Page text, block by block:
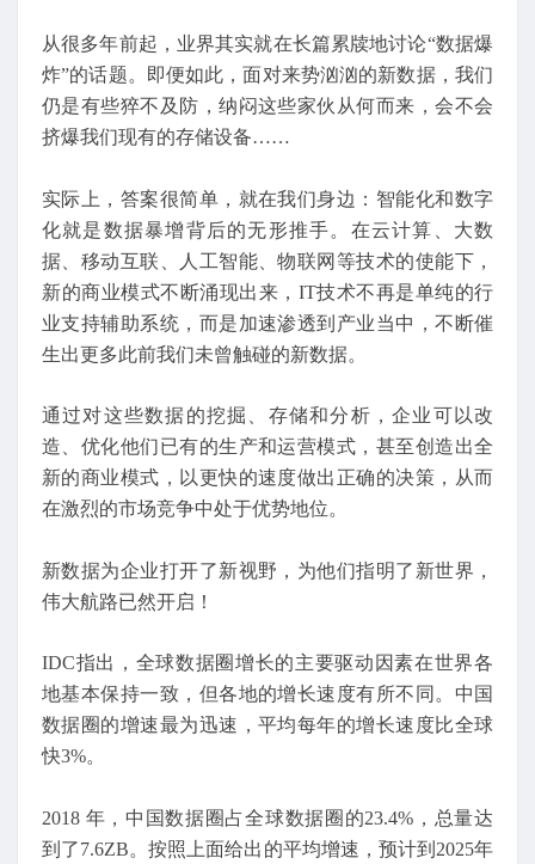
从很多年前起，业界其实就在长篇累牍地讨论“数据爆
炸”的话题。即便如此，面对来势汹汹的新数据，我们
仍是有些猝不及防，纳闷这些家伙从何而来，会不会
挤爆我们现有的存储设备……
实际上，答案很简单，就在我们身边：智能化和数字
化就是数据暴增背后的无形推手。在云计算、大数
据、移动互联、人工智能、物联网等技术的使能下，
新的商业模式不断涌现出来，IT技术不再是单纯的行
业支持辅助系统，而是加速渗透到产业当中，不断催
生出更多此前我们未曾触碰的新数据。
通过对这些数据的挖掘、存储和分析，企业可以改
造、优化他们已有的生产和运营模式，甚至创造出全
新的商业模式，以更快的速度做出正确的决策，从而
在激烈的市场竞争中处于优势地位。
新数据为企业打开了新视野，为他们指明了新世界，
伟大航路已然开启！
IDC指出，全球数据圈增长的主要驱动因素在世界各
地基本保持一致，但各地的增长速度有所不同。中国
数据圈的增速最为迅速，平均每年的增长速度比全球
快3%。
2018 年，中国数据圈占全球数据圈的23.4%，总量达
到了7.6ZB。按照上面给出的平均增速，预计到2025年